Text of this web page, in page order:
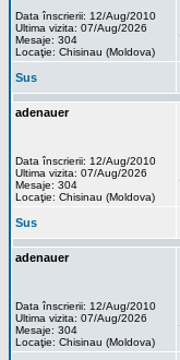
Data înscrierii: 12/Aug/2010
Ultima vizita: 07/Aug/2026
Mesaje: 304
Locaţie: Chisinau (Moldova)
Sus
adenauer
Data înscrierii: 12/Aug/2010
Ultima vizita: 07/Aug/2026
Mesaje: 304
Locaţie: Chisinau (Moldova)
Sus
adenauer
Data înscrierii: 12/Aug/2010
Ultima vizita: 07/Aug/2026
Mesaje: 304
Locaţie: Chisinau (Moldova)